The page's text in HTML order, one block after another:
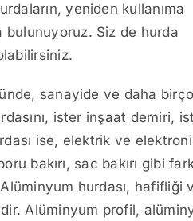
yeniden kullanıma
bulunuyoruz. Siz de hurda
sanayide ve daha
ister inşaat demiri,
ise, elektrik ve
bakırı, sac bakırı gibi
hurdası, hafifliği
Alüminyum profil,